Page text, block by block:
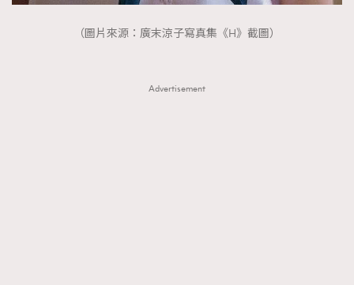
（圖片來源：廣末涼子寫真集《H》截圖）
Advertisement